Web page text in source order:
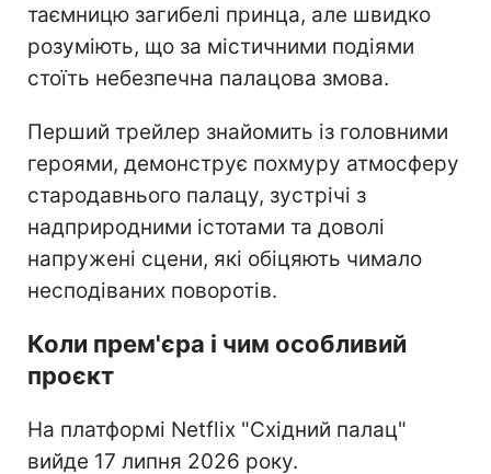
таємницю загибелі принца, але швидко
розуміють, що за містичними подіями
стоїть небезпечна палацова змова.
Перший трейлер знайомить із головними
героями, демонструє похмуру атмосферу
стародавнього палацу, зустрічі з
надприродними істотами та доволі
напружені сцени, які обіцяють чимало
несподіваних поворотів.
Коли прем'єра і чим особливий
проєкт
На платформі Netflix "Східний палац"
вийде 17 липня 2026 року.